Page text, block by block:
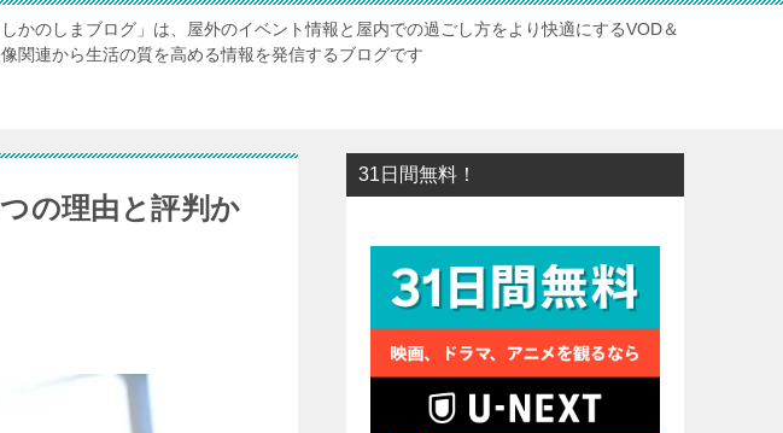
しかのしまブログ」は、屋外のイベント情報と屋内での過ごし方をより快適にするVOD＆
関連から生活の質を高める情報を発信するブログです
の理由と評判か
31日間無料！